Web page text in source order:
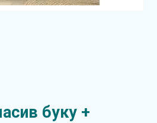
буку +